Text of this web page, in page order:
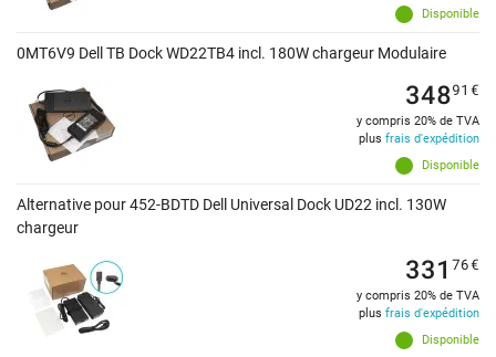
Disponible
0MT6V9 Dell TB Dock WD22TB4 incl. 180W chargeur Modulaire
Disponible
34891 €
y compris 20% de TVA
plus frais d'expédition
Alternative pour 452-BDTD Dell Universal Dock UD22 incl. 130W
chargeur
Disponible
331 76€
y compris 20% de TVA
plus frais d'expédition